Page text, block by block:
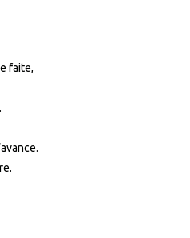
faite,